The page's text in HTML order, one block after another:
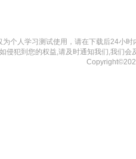
为个人学习测试使用，请在下载后24小
如侵犯到您的权益,请及时通知我们,我们